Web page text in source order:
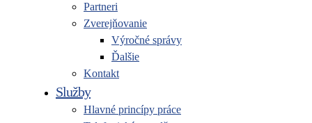
Partneri
Zverejňovanie
Výročné správy
Ďalšie
Kontakt
Služby
Hlavné princípy práce